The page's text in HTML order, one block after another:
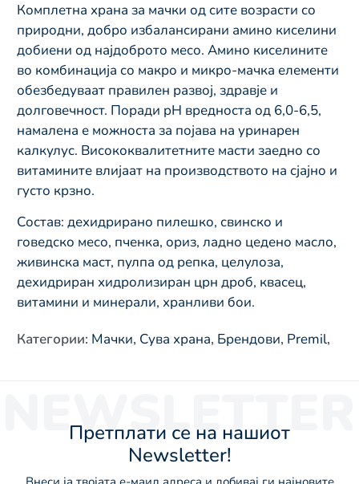
Комплетна храна за мачки од сите возрасти со
природни, добро избалансирани амино киселини
добиени од најдоброто месо. Амино киселините
во комбинација со макро и микро-мачка елементи
обезбедуваат правилен развој, здравје и
долговечност. Поради pH вредноста од 6,0-6,5,
намалена е можноста за појава на уринарен
калкулус. Висококвалитетните масти заедно со
витамините влијаат на производството на сјајно и
густо крзно.
Состав: дехидрирано пилешко, свинско и
говедско месо, пченка, ориз, ладно цедено масло,
живинска маст, пулпа од репка, целулоза,
дехидриран хидролизиран црн дроб, квасец,
витамини и минерали, хранливи бои.
Категории: Мачки, Сува храна, Брендови, Premil,
NEWSLETTER
Претплати се на нашиот
Newsletter!